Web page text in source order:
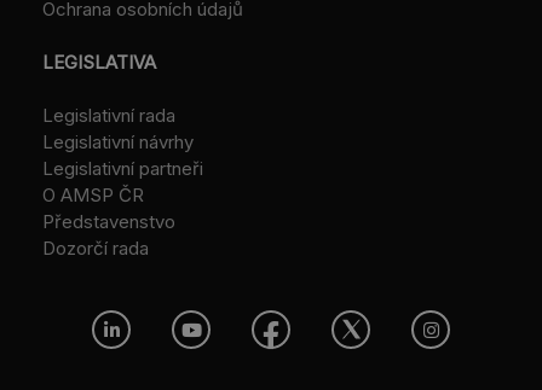
Ochrana osobních údajů
LEGISLATIVA
Legislativní rada
Legislativní návrhy
Legislativní partneři
O AMSP ČR
Představenstvo
Dozorčí rada